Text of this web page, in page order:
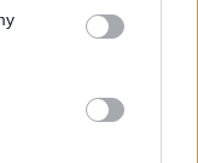
di
si prevede un
fede alle